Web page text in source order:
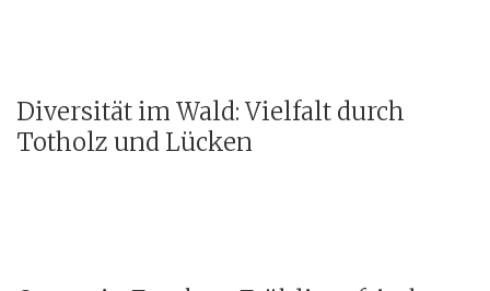
Diversität im Wald: Vielfalt durch
Totholz und Lücken